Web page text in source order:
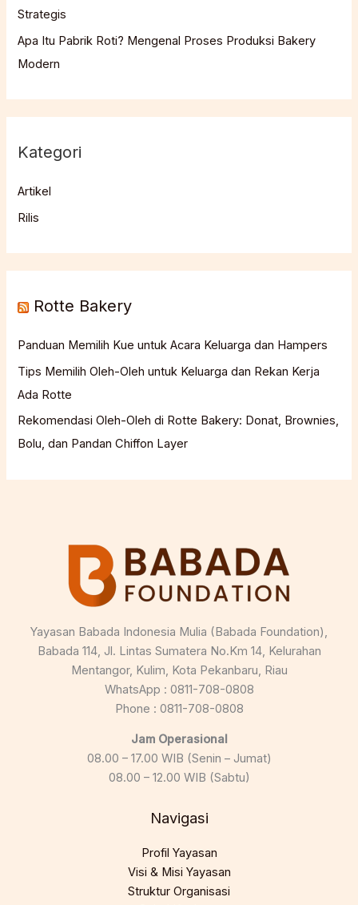
Strategis
Apa Itu Pabrik Roti? Mengenal Proses Produksi Bakery
Modern
Kategori
Artikel
Rilis
Rotte Bakery
Panduan Memilih Kue untuk Acara Keluarga dan Hampers
Tips Memilih Oleh-Oleh untuk Keluarga dan Rekan Kerja
Ada Rotte
Rekomendasi Oleh-Oleh di Rotte Bakery: Donat, Brownies,
Bolu, dan Pandan Chiffon Layer
Yayasan Babada Indonesia Mulia (Babada Foundation),
Babada 114, Jl. Lintas Sumatera No.Km 14, Kelurahan
Mentangor, Kulim, Kota Pekanbaru, Riau
WhatsApp : 0811-708-0808
Phone : 0811-708-0808
Jam Operasional
08.00 – 17.00 WIB (Senin – Jumat)
08.00 – 12.00 WIB (Sabtu)
Navigasi
Profil Yayasan
Visi & Misi Yayasan
Struktur Organisasi